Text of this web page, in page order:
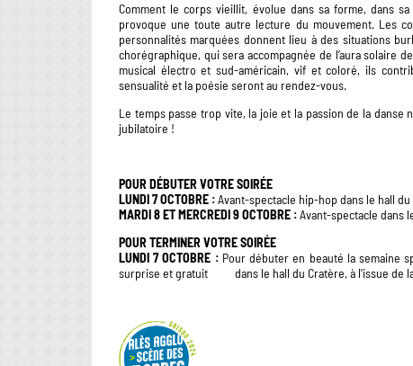
Comment le corps vieillit, évolue dans sa forme, dans
provoque une toute autre lecture du mouvement. Les
personnalités marquées donnent lieu à des situations
chorégraphique, qui sera accompagnée de l’aura solaire
musical électro et sud-américain, vif et coloré, ils
sensualité et la poésie seront au rendez-vous.
Le temps passe trop vite, la joie et la passion de la danse
jubilatoire !
POURDÉBUTERVOTRESOIRÉE
LUNDI 7 OCTOBRE :Avant-spectacle hip-hop dans le hall du
MARDI 8 ET MERCREDI 9 OCTOBRE :Avant-spectacle dans
POUR TERMINER VOTRE SOIRÉE
LUNDI 7 OCTOBRE : Pour débuter en beauté la semaine
surprise et gratuit dans le hall du Cratère, à l’issue de